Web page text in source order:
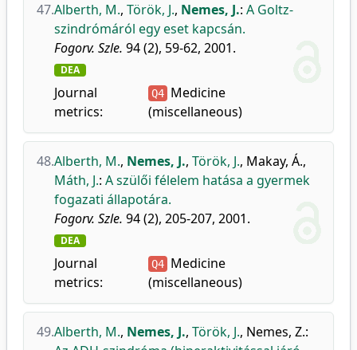
47.Alberth, M., Török, J., Nemes, J.: A Goltz-
szindrómáról egy eset kapcsán.
Fogorv. Szle. 94 (2), 59-62, 2001.
DEA
Journal
metrics:
Q4 Medicine
(miscellaneous)
48.Alberth, M., Nemes, J., Török, J., Makay, Á.,
Máth, J.: A szülői félelem hatása a gyermek
fogazati állapotára.
Fogorv. Szle. 94 (2), 205-207, 2001.
DEA
Journal
metrics:
Q4 Medicine
(miscellaneous)
49.Alberth, M., Nemes, J., Török, J., Nemes, Z.: